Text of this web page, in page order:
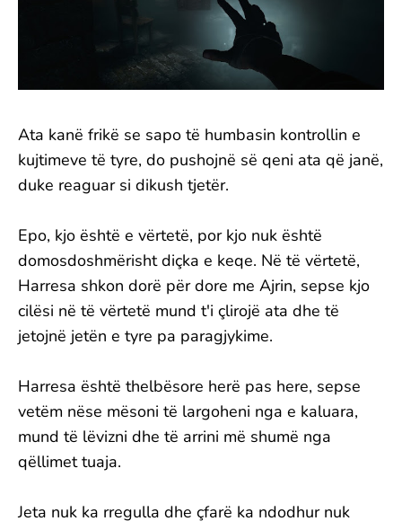
Ata kanë frikë se sapo të humbasin kontrollin e
kujtimeve të tyre, do pushojnë së qeni ata që janë,
duke reaguar si dikush tjetër.
Epo, kjo është e vërtetë, por kjo nuk është
domosdoshmërisht diçka e keqe. Në të vërtetë,
Harresa shkon dorë për dore me Ajrin, sepse kjo
cilësi në të vërtetë mund t'i çlirojë ata dhe të
jetojnë jetën e tyre pa paragjykime.
Harresa është thelbësore herë pas here, sepse
vetëm nëse mësoni të largoheni nga e kaluara,
mund të lëvizni dhe të arrini më shumë nga
qëllimet tuaja.
Jeta nuk ka rregulla dhe çfarë ka ndodhur nuk